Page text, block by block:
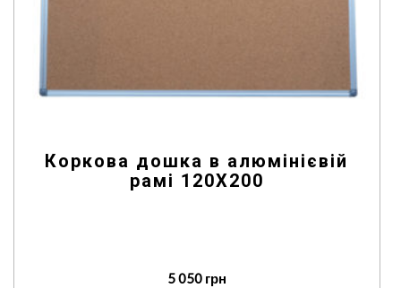
Коркова дошка в алюмінієвій
рамі 120X200
5 050 грн